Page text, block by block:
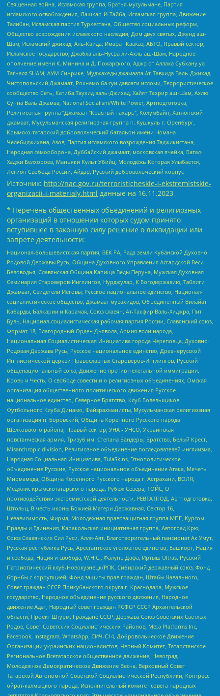
Священная война, Исламская группа, Братья-мусульмане, Партия
исламского освобождения, Лашкар-И-Тайба, Исламская группа, Движение
Талибан, Исламская партия Туркестана, Общество социальных реформ,
Общество возрождения исламского наследия, Дом двух святых, Джунд аш-
Шам, Исламский джихад, Аль-Каида, Имарат Кавказ, АБТО, Правый сектор,
Исламское государство, Джабха аль-Нусра ли-Ахль аш-Шам, Народное
ополчение имени К. Минина и Д. Пожарского, Аджр от Аллаха Субхану уа
Тагьаля SHAM, АУМ Синрике, Муджахеды джамаата Ат-Тавхида Валь-Джихад,
Чистопольский Джамаат, Рохнамо ба суи давлати исломи, Террористическое
сообщество Сеть, Катиба Таухид валь-Джихад, Хайят Тахрир аш-Шам, Ахлю
Сунна Валь Джамаа, National Socialism/White Power, Артподготовка,
Религиозная группа “Джамаат “Красный пахарь”, Колумбайн, Хатлонский
джамаат, Мусульманская религиозная группа п. Кушкуль г. Оренбург,
Крымско-татарский добровольческий батальон имени Номана
Челебиджихана, Азов, Партия исламского возрождения Таджикистана,
Народная самооборона, Дуббайский джамаат, московская ячейка, Батал-
Хаджи Белхороев, Маньяки Культ Убийц, Молодёжь Которая Улыбается,
Легион Свобода России, Айдар, Русский добровольческий корпус
Источник: http://nac.gov.ru/terroristicheskie-i-ekstremistskie-
organizacii-i-materialy.html данные на 16.11.2023
* Перечень общественных объединений и религиозных
организаций в отношении которых судом принято
вступившее в законную силу решение о ликвидации или
запрете деятельности:
Национал-большевистская партия, ВЕК РА, Рада земли Кубанской Духовно
Родовой Державы Русь, Община Духовного Управления Асгардской Веси
Беловодья, Славянская Община Капища Веды Перуна, Мужская Духовная
Семинария Староверов-Инглингов, Нурджулар, К Богодержавию, Таблиги
Джамаат, Свидетели Иеговы, Русское национальное единство, Национал-
социалистическое общество, Джамаат мувахидов, Объединенный Вилайат
Кабарды, Балкарии и Карачая, Союз славян, Ат-Такфир Валь-Хиджра, Пит
Буль, Национал-социалистическая рабочая партия России, Славянский союз,
Формат-18, Благородный Орден Дьявола, Армия воли народа,
Национальная Социалистическая Инициатива города Череповца, Духовно-
Родовая Держава Русь, Русское национальное единство, Древнерусской
Инглистической церкви Православных Староверов-Инглингов, Русский
общенациональный союз, Движение против нелегальной иммиграции,
Кровь и Честь, О свободе совести и о религиозных объединениях, Омская
организация общественного политического движения Русское
национальное единство, Северное Братство, Клуб Болельщиков
Футбольного Клуба Динамо, Файзрахманисты, Мусульманская религиозная
организация п. Боровский, Община Коренного Русского народа
Щелковского района, Правый сектор, УНА - УНСО, Украинская
повстанческая армия, Тризуб им. Степана Бандеры, Братство, Белый Крест,
Misanthropic division, Религиозное объединение последователей инглиизма,
Народная Социальная Инициатива, TulaSkins, Этнополитическое
объединение Русские, Русское национальное объединение Атака, Мечеть
Мирмамеда, Община Коренного Русского народа г. Астрахани, ВОЛЯ,
Меджлис крымскотатарского народа, Рубеж Севера, ТОЙС, О
противодействии экстремистской деятельности, РЕВТАТПОД, Артподготовка,
Штольц, В честь иконы Божией Матери Державная, Сектор 16,
Независимость, Фирма, Молодежная правозащитная группа МПГ, Курсом
Правды и Единения, Каракольская инициативная группа, Автоград Крю,
Союз Славянских Сил Руси, Алля-Аят, Благотворительный пансионат Ак Умут,
Русская республика Русь, Арестантское уголовное единство, Башкорт, Нация
и свобода, Нация и свобода, W.H.С., Фалунь Дафа, Иртыш Ultras, Русский
Патриотический клуб-Новокузнецк/РПК, Сибирский державный союз, Фонд
борьбы с коррупцией, Фонд защиты прав граждан, Штабы Навального,
Совет граждан СССР Прикубанского округа г. Краснодара, Мужское
государство, Народное объединение русского движения, Народное
движение Адат, Народный совет граждан РСФСР СССР Архангельской
области, Проект Штурм, Граждане СССР, Держава Союз Советских Светлых
Родов, Совет Советских Социалистических Районов, Meta Platforms Inc,
Facebook, Instagram, WhatsApp, СИЧ-С14, Добровольческое Движение
Организации украинских националистов, Черный Комитет, Татарстанское
Региональное Всетатарское общественное движение, Невоград,
Молодежное Демократическое Движение Весна, Верховный Совет
Татарской Автономной Советской Социалистической Республики, Конгресс
ойрат-калмыцкого народа, Исполнительный комитет совета народных